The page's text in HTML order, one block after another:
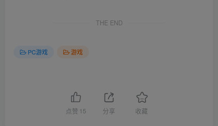
THE END
PC游戏 游戏
点赞 15 分享 收藏